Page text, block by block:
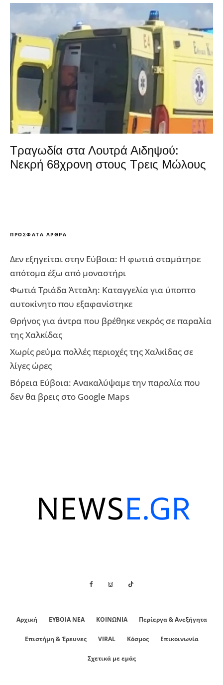
Τραγωδία στα Λουτρά Αιδηψού:
Νεκρή 68χρονη στους Τρεις Μώλους
ΠΡΌΣΦΑΤΑ ΆΡΘΡΑ
Δεν εξηγείται στην Εύβοια: Η φωτιά σταμάτησε
απότομα έξω από μοναστήρι
Φωτιά Τριάδα Άτταλη: Καταγγελία για ύποπτο
αυτοκίνητο που εξαφανίστηκε
Θρήνος για άντρα που βρέθηκε νεκρός σε παραλία
της Χαλκίδας
Χωρίς ρεύμα πολλές περιοχές της Χαλκίδας σε
λίγες ώρες
Βόρεια Εύβοια: Ανακαλύψαμε την παραλία που
δεν θα βρεις στο Google Maps
Αρχική ΕΥΒΟΙΑ ΝΕΑ ΚΟΙΝΩΝΙΑ Περίεργα & Ανεξήγητα
Επιστήμη & Έρευνες VIRAL Κόσμος Επικοινωνία
Σχετικά με εμάς